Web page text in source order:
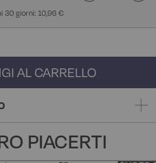
30 giorni: 10,96 €
AL CARRELLO
PIACERTI